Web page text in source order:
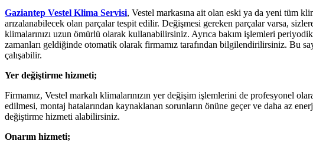
Gaziantep Vestel Klima Servisi, Vestel markasına ait olan eski ya da yeni tüm
arızalanabilecek olan parçalar tespit edilir. Değişmesi gereken parçalar varsa,
klimalarınızı uzun ömürlü olarak kullanabilirsiniz. Ayrıca bakım işlemleri
zamanları geldiğinde otomatik olarak firmamız tarafından bilgilendirilirsiniz. Bu
çalışabilir.
Yer değiştirme hizmeti;
Firmamız, Vestel markalı klimalarınızın yer değişim işlemlerini de profesyonel
edilmesi, montaj hatalarından kaynaklanan sorunların önüne geçer ve daha az
değiştirme hizmeti alabilirsiniz.
Onarım hizmeti;